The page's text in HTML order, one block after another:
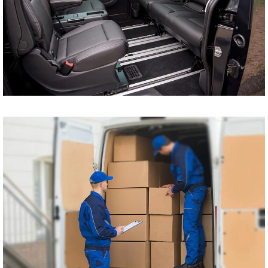
tani bus do Szczecina
Koszalina Bydgoszczy
Kołobrzegu Piły
Chojnic Tucholi
Więcborka Nakła nad
Notecią Białogardu
Gryfic Sępólna
Człuchowa Szczecinka
Barwic Świdnicy
Trzcianki Złotowa
Czarnkowa Chodzieży
Wałcza z pod adresu
na adres tanio cena od
drzwi do drzwi
Przewóz osób